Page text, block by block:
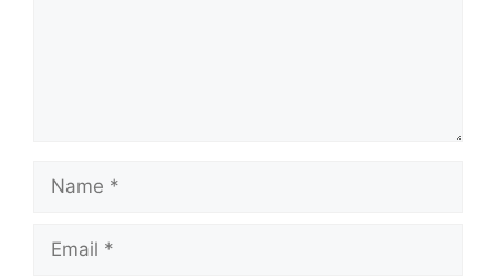
Name
Email